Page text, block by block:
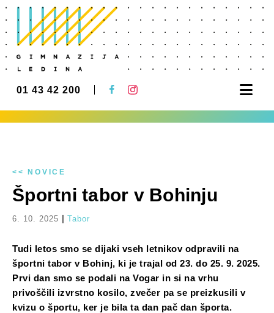
01 43 42 200
<< NOVICE
Športni tabor v Bohinju
6. 10. 2025 | Tabor
Tudi letos smo se dijaki vseh letnikov odpravili na
športni tabor v Bohinj, ki je trajal od 23. do 25. 9. 2025.
Prvi dan smo se podali na Vogar in si na vrhu
privoščili izvrstno kosilo, zvečer pa se preizkusili v
kvizu o športu, ker je bila ta dan pač dan športa.